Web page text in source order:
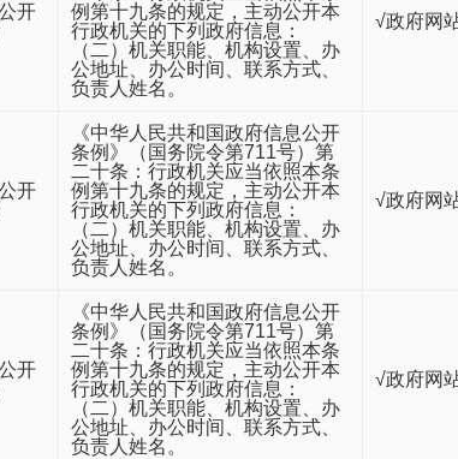
开
例第十九条的规定，主动公开本
行政机关的下列政府信息：
（二）机关职能、机构设置、办
公地址、办公时间、联系方式、
负责人姓名。
√政府网
开
《中华人民共和国政府信息公开
条例》（国务院令第711号）第
二十条：行政机关应当依照本条
例第十九条的规定，主动公开本
行政机关的下列政府信息：
（二）机关职能、机构设置、办
公地址、办公时间、联系方式、
负责人姓名。
√政府网
开
《中华人民共和国政府信息公开
条例》（国务院令第711号）第
二十条：行政机关应当依照本条
例第十九条的规定，主动公开本
行政机关的下列政府信息：
（二）机关职能、机构设置、办
公地址、办公时间、联系方式、
负责人姓名。
√政府网